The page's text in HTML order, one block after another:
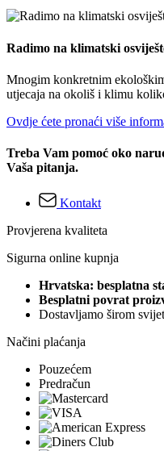
Radimo na klimatski
Mnogim konkretnim
utjecaja na okoliš i klimu
Ovdje ćete pronaći više
Treba Vam pomoć oko
Vaša pitanja.
Kontakt
Provjerena kvaliteta
Sigurna online kupnja
Hrvatska: besplatna
Besplatni povrat
Dostavljamo širom
Načini plaćanja
Pouzećem
Predračun